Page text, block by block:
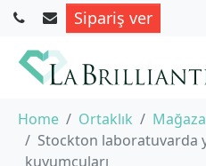
Sipariş ver
Home Ortaklık
Stockton laboratuvarda
kuyumcuları